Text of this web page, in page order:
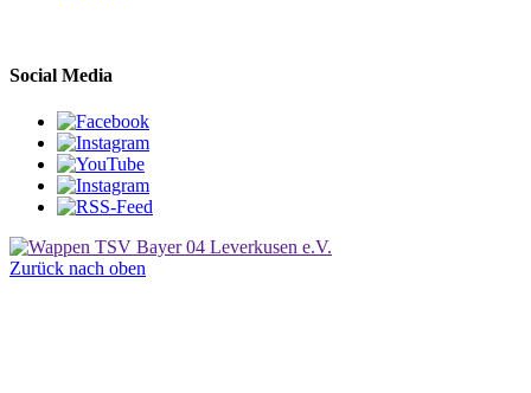
Social Media
Zurück nach oben